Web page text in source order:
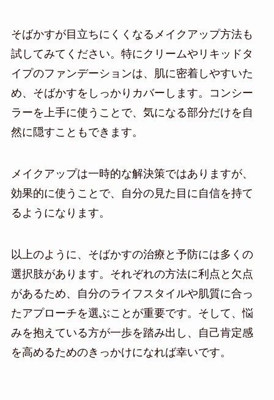
そばかすが目立ちにくくなるメイクアップ方法も
試してみてください。特にクリームやリキッドタ
イプのファンデーションは、肌に密着しやすいた
め、そばかすをしっかりカバーします。コンシー
ラーを上手に使うことで、気になる部分だけを自
然に隠すこともできます。
メイクアップは一時的な解決策ではありますが、
効果的に使うことで、自分の見た目に自信を持て
るようになります。
以上のように、そばかすの治療と予防には多くの
選択肢があります。それぞれの方法に利点と欠点
があるため、自分のライフスタイルや肌質に合っ
たアプローチを選ぶことが重要です。そして、悩
みを抱えている方が一歩を踏み出し、自己肯定感
を高めるためのきっかけになれば幸いです。